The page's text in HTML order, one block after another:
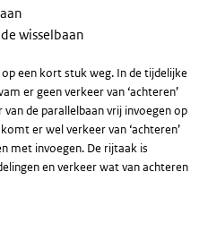
wisselbaan
een kort stuk weg. In de tijdelijke
er geen verkeer van ‘achteren’
de parallelbaan vrij invoegen op
er wel verkeer van ‘achteren’
met invoegen. De rijtaak is
en verkeer wat van achteren